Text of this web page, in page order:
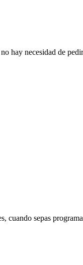
hay necesidad de
cuando sepas